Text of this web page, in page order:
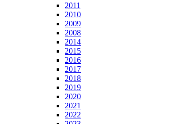
2011
2010
2009
2008
2014
2015
2016
2017
2018
2019
2020
2021
2022